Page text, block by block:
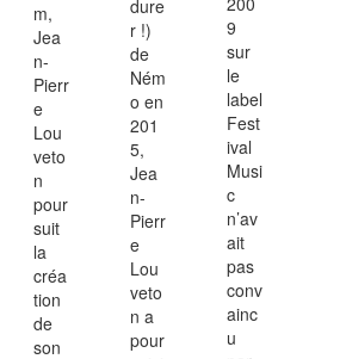
m,
Jea
n-
Pierr
e
Lou
veto
n
pour
suit
la
créa
tion
de
son
dure
r !)
de
Ném
o en
201
5,
Jea
n-
Pierr
e
Lou
veto
n a
pour
9
sur
le
label
Fest
ival
Musi
c
n’av
ait
pas
conv
ainc
u